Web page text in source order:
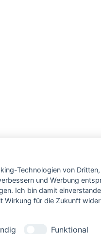
Technologien von
und Werbung
Ich bin damit
Wirkung für die Zukunft
Funktional